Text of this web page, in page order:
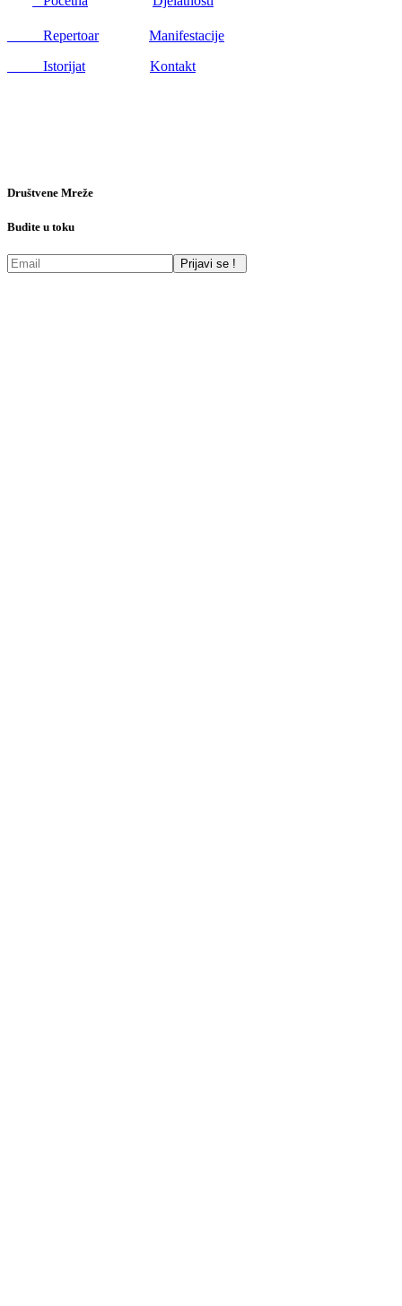
Repertoar
Manifestacije
Istorijat
Kontakt
Društvene Mreže
Budite u toku